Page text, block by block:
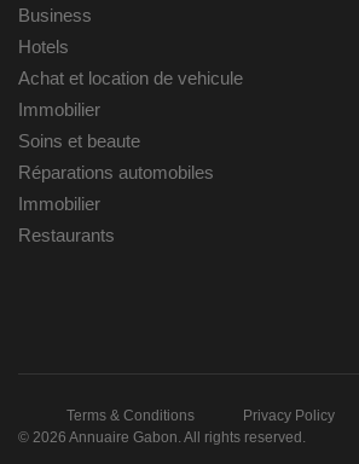
Business
Hotels
Achat et location de vehicule
Immobilier
Soins et beaute
Réparations automobiles
Immobilier
Restaurants
Terms & Conditions
Privacy Policy
© 2026 Annuaire Gabon. All rights reserved.